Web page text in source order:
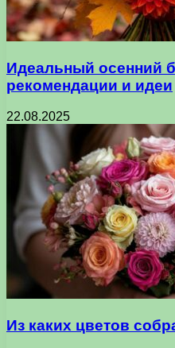
Идеальный осенний
рекомендации и идеи
22.08.2025
Из каких цветов